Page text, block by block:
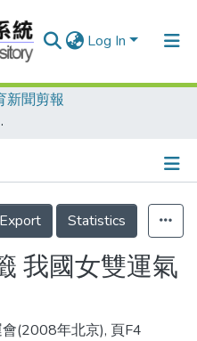
Log In
新聞剪報
還不錯
Export
Statistics
我國女雙運氣
(2008年北京), 頁F4